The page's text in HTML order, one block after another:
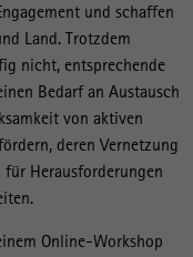
und schaffen
Land. Trotzdem
nicht, entsprechende
Bedarf an Austausch
von aktiven
deren Vernetzung
Herausforderungen
Online-Workshop